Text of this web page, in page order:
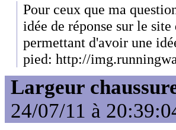
Pour ceux que ma
idée de réponse sur le
permettant d'avoir une
pied: http://
Largeur
24/07/11 à